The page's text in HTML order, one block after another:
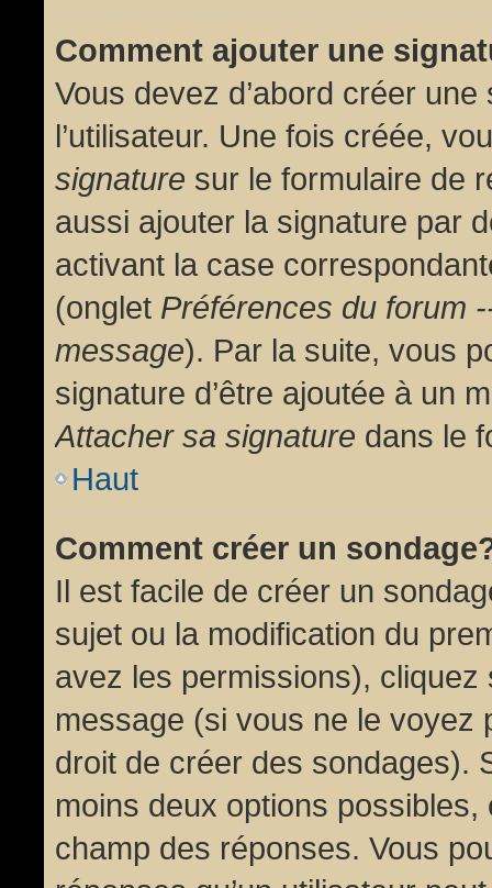
Comment ajouter une
Vous devez d’abord créer
l’utilisateur. Une fois créée,
signature sur le formulaire de
aussi ajouter la signature par
activant la case
(onglet Préférences du forum
message). Par la suite, vous
signature d’être ajoutée à un
Attacher sa signature dans le
Haut
Comment créer un
Il est facile de créer un
sujet ou la modification du
avez les permissions), cliquez
message (si vous ne le voyez
droit de créer des sondages).
moins deux options
champ des réponses. Vous